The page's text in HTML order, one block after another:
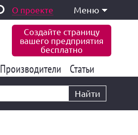
О проекте Меню
Создайте страницу
вашего предприятия
бесплатно
177 843
Производители 6 775
Статьи
Найти